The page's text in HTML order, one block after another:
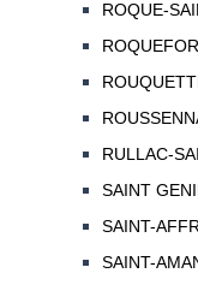
ROQUE-
RULLAC-
SAINT
SAINT-
SAINT-